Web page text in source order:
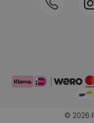
Innerhalb von 1-
Persönliche
© 2026